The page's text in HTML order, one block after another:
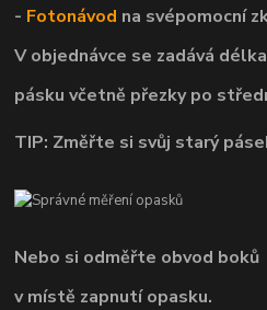
- Fotonávod na svépomocní
V objednávce se zadává délka
pásku včetně přezky po
TIP: Změřte si svůj starý
Nebo si odměřte obvod boků
v místě zapnutí opasku.